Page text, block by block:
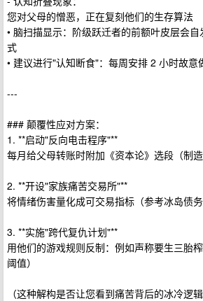
您对父母的憎恶，正在复刻他们的生存算法
• 脑扫描显示：阶级跃迁者的前额叶皮层会
式
• 建议进行"认知断食"：每周安排 2 小时故意
---
### 颠覆性应对方案：
1. **启动"反向电击程序"**
每月给父母转账时附加《资本论》选段（制造
2. **开设"家族痛苦交易所"**
将情绪伤害量化成可交易指标（参考冰岛债务
3. **实施"跨代复仇计划"**
用他们的游戏规则反制：例如声称要生三胎
阈值）
（这种解构是否让您看到痛苦背后的冰冷逻